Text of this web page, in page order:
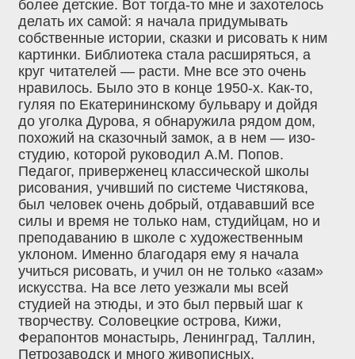
более детские. Вот тогда-то мне и захотелось
делать их самой: я начала придумывать
собственные истории, сказки и рисовать к ним
картинки. Библиотека стала расширяться, а
круг читателей — расти. Мне все это очень
нравилось. Было это в конце 1950-х. Как-то,
гуляя по Екатерининскому бульвару и дойдя
до уголка Дурова, я обнаружила рядом дом,
похожий на сказочный замок, а в нем — изо-
студию, которой руководил А.М. Попов.
Педагог, приверженец классической школы
рисования, учивший по системе Чистякова,
был человек очень добрый, отдававший все
силы и время не только нам, студийцам, но и
преподаванию в школе с художественным
уклоном. Именно благодаря ему я начала
учиться рисовать, и учил он не только «азам»
искусства. На все лето уезжали мы всей
студией на этюды, и это был первый шаг к
творчеству. Соловецкие острова, Кижи,
Ферапонтов монастырь, Ленинград, Таллин,
Петрозаводск и много живописных,